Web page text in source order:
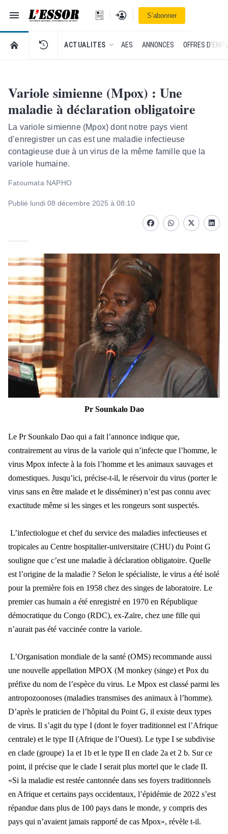
Navigation
L'Essor - retour à la une
Se connecterS’abonner
RETOUR À LA PAGE D’ACCUEIL DE L'ESSOR
ACTUALITES AES ANNONCES OFFRES
Variole simienne (Mpox) : Une
maladie à déclaration obligatoire
La variole simienne (Mpox) dont notre pays vient
d’enregistrer un cas est une maladie infectieuse
contagieuse due à un virus de la même famille que la
variole humaine.
Fatoumata NAPHO
Publié lundi 08 décembre 2025 à 08:10
FacebookwhatsappTwitter
Pr Sounkalo Dao
Le Pr Sounkalo Dao qui a fait l’annonce indique que,
contrairement au virus de la variole qui n’infecte que l’homme, le
virus Mpox infecte à la fois l’homme et les animaux sauvages et
domestiques. Jusqu’ici, précise-t-il, le réservoir du virus (porter le
virus sans en être malade et le disséminer) n’est pas connu avec
exactitude même si les singes et les rongeurs sont suspectés.
L’infectiologue et chef du service des maladies infectieuses et
tropicales au Centre hospitalier-universitaire (CHU) du Point G
souligne que c’est une maladie à déclaration obligatoire. Quelle
est l’origine de la maladie ? Selon le spécialiste, le virus a été isolé
pour la première fois en 1958 chez des singes de laboratoire. Le
premier cas humain a été enregistré en 1970 en République
démocratique du Congo (RDC), ex-Zaïre, chez une fille qui
n’aurait pas été vaccinée contre la variole.
L’Organisation mondiale de la santé (OMS) recommande aussi
une nouvelle appellation MPOX (M monkey (singe) et Pox du
préfixe du nom de l’espèce du virus. Le Mpox est classé parmi les
antropozoonoses (maladies transmises des animaux à l’homme).
D’après le praticien de l’hôpital du Point G, il existe deux types
de virus. Il s’agit du type I (dont le foyer traditionnel est l’Afrique
centrale) et le type II (Afrique de l’Ouest). Le type I se subdivise
en clade (groupe) 1a et 1b et le type II en clade 2a et 2 b. Sur ce
point, il précise que le clade I serait plus mortel que le clade II.
«Si la maladie est restée cantonnée dans ses foyers traditionnels
en Afrique et certains pays occidentaux, l’épidémie de 2022 s’est
répandue dans plus de 100 pays dans le monde, y compris des
pays qui n’avaient jamais rapporté de cas Mpox», révèle t-il.